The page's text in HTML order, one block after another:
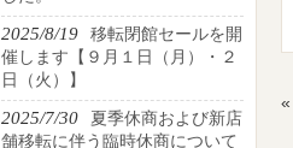
«
2025/8/19
移転閉館セールを開
催します【９月１日（月）・２
日（火）】
2025/7/30
夏季休商および新店
舗移転に伴う臨時休商について